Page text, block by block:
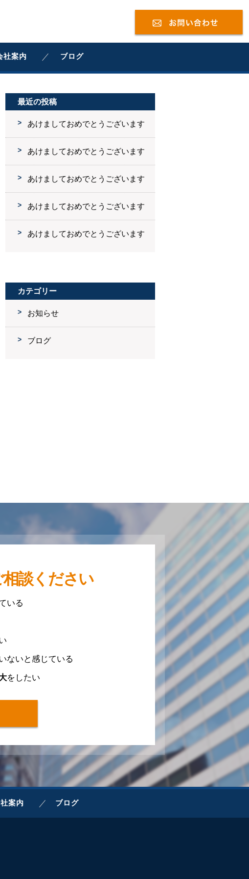
社案内 ブログ
最近の投稿
あけましておめでとうございます
あけましておめでとうございます
あけましておめでとうございます
あけましておめでとうございます
あけましておめでとうございます
カテゴリー
お知らせ
ブログ
談ください
いる
ないと感じている
をしたい
案内 ブログ